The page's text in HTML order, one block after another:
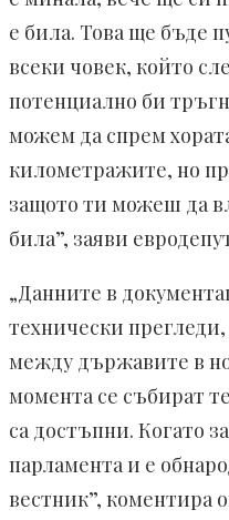
е била. Това ще бъде
всеки човек, който
потенциално би
можем да спрем
километражите, но
защото ти можеш да
била”, заяви
„Данните в
технически
между държавите в
момента се събират
са достъпни. Когато
парламента и е
вестник”, коментира